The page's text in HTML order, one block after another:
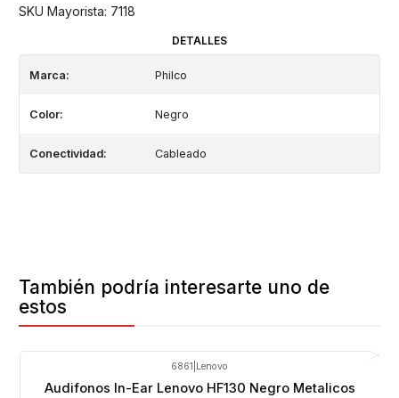
SKU Mayorista: 7118
DETALLES
Marca: Philco
Color: Negro
Conectividad: Cableado
También podría interesarte uno de
estos
6861 Lenovo
Audifonos In-Ear Lenovo HF130 Negro Metalicos